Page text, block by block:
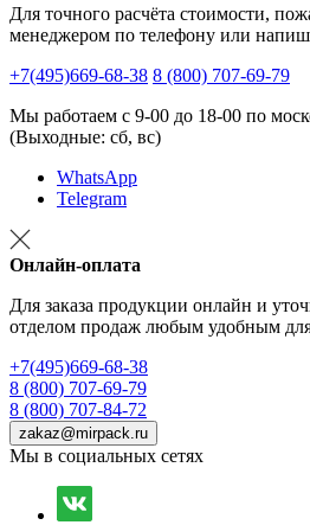
Для точного расчёта стоимости,
менеджером по телефону или
+7(495)669-68-38 8 (800) 707-69-79
Мы работаем с 9-00 до 18-00 по
(Выходные: сб, вс)
WhatsApp
Telegram
Онлайн-оплата
Для заказа продукции онлайн и
отделом продаж любым удобным
+7(495)669-68-38
8 (800) 707-69-79
8 (800) 707-84-72
zakaz@mirpack.ru
Мы в социальных сетях